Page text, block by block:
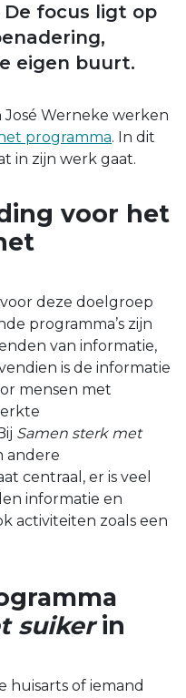
focus ligt op
eigen buurt.
José Werneke werken
het programma. In dit
in zijn werk gaat.
voor het
deze doelgroep
programma’s zijn
van informatie,
is de informatie
mensen met
Samen sterk met
andere
centraal, er is veel
informatie en
activiteiten zoals een
suikerin
huisarts of iemand